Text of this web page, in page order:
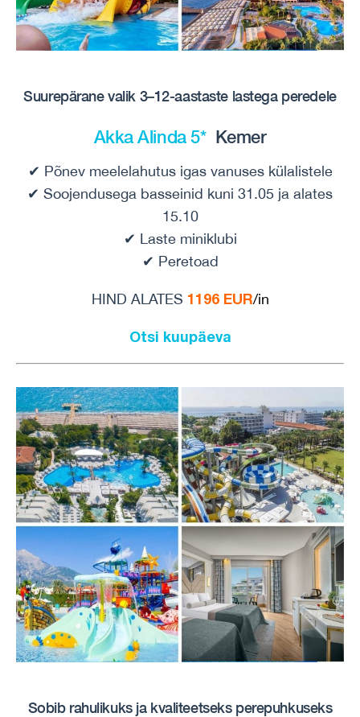
Suurepärane valik 3–12-aastaste lastega peredele
Akka Alinda 5*Kemer
✔ Põnev meelelahutus igas vanuses külalistele
✔ Soojendusega basseinid kuni 31.05 ja alates
15.10
✔ Laste miniklubi
✔ Peretoad
HIND ALATES 1196 EUR/in
Otsi kuupäeva
Sobib rahulikuks ja kvaliteetseks perepuhkuseks